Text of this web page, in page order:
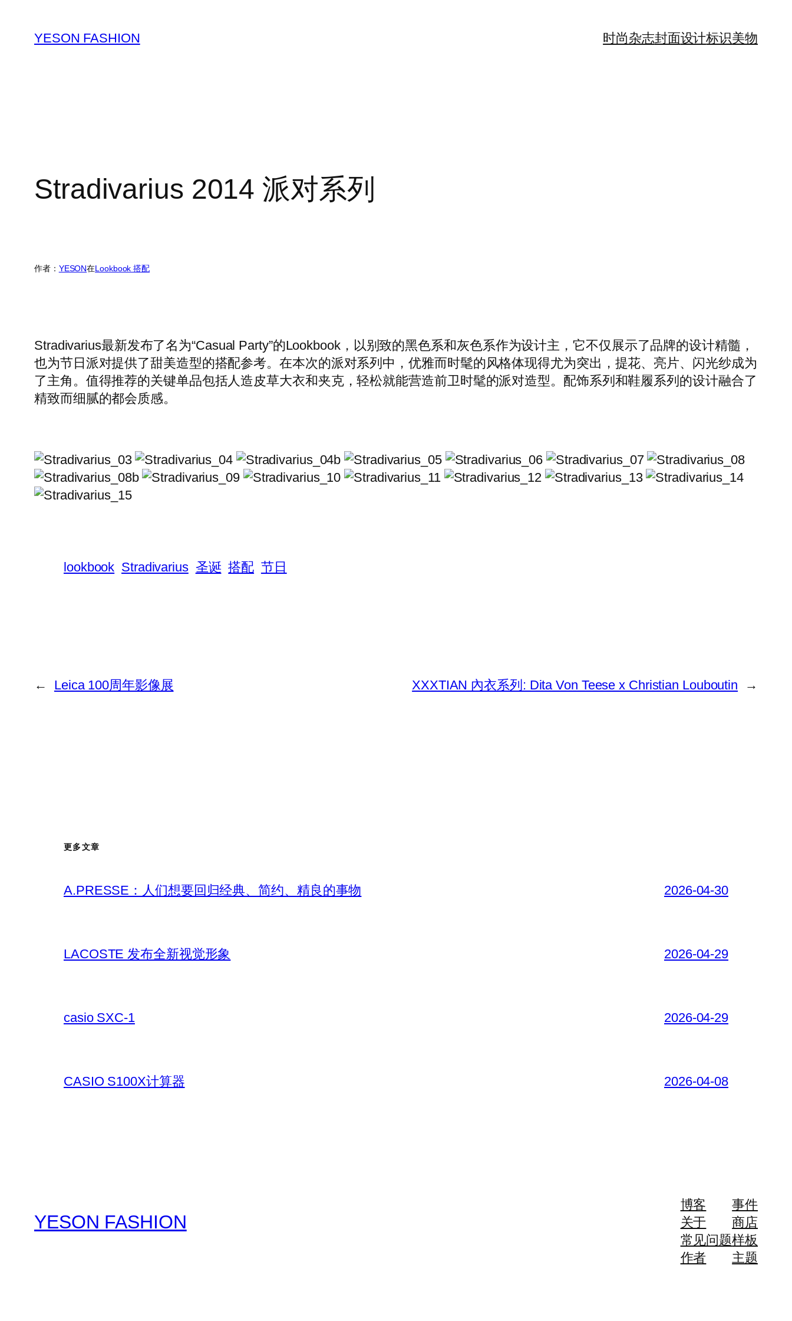
YESON FASHION 时尚杂志封面设计标识美物
Stradivarius 2014 派对系列
作者： YESON在Lookbook 搭配
Stradivarius最新发布了名为“Casual Party”的Lookbook，以别致的黑色系和灰色系作为设计主，它不仅展示了品牌的设计精髓，
也为节日派对提供了甜美造型的搭配参考。在本次的派对系列中，优雅而时髦的风格体现得尤为突出，提花、亮片、闪光纱成为
了主角。值得推荐的关键单品包括人造皮草大衣和夹克，轻松就能营造前卫时髦的派对造型。配饰系列和鞋履系列的设计融合了
精致而细腻的都会质感。
lookbook Stradivarius 圣诞 搭配 节日
← Leica 100周年影像展 XXXTIAN 內衣系列: Dita Von Teese x Christian Louboutin →
更多文章
A.PRESSE：人们想要回归经典、简约、精良的事物 2026-04-30
LACOSTE 发布全新视觉形象 2026-04-29
casio SXC-1 2026-04-29
CASIO S100X计算器 2026-04-08
YESON FASHION
博客
关于
常见问题
作者
事件
商店
样板
主题